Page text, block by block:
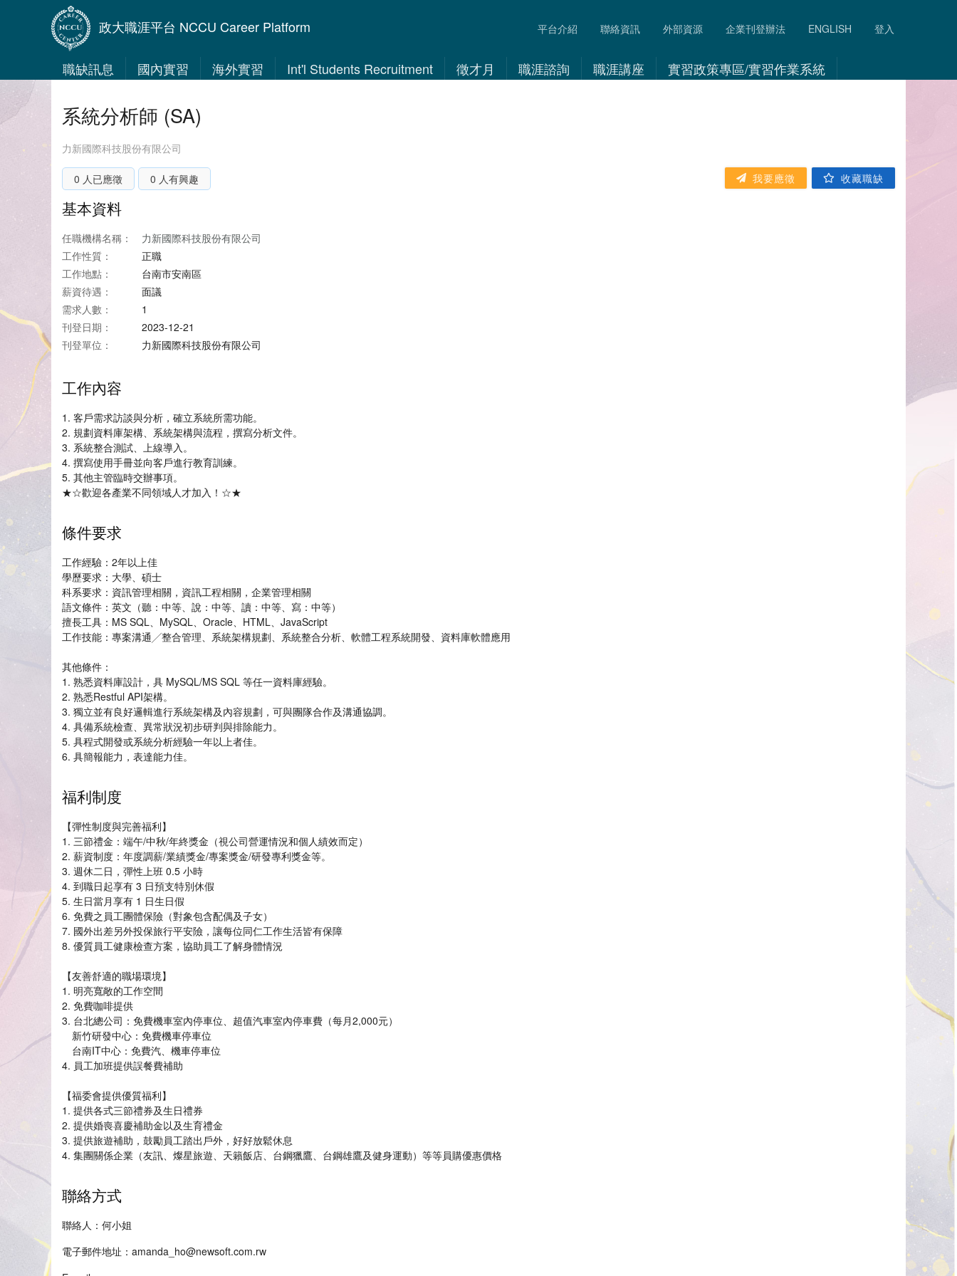
政大職涯平台 NCCU Career Platform 平台介紹 聯絡資訊 外部資源 企業刊登辦法 ENGLISH 登入
職缺訊息 國內實習 海外實習 Int'l Students Recruitment 徵才月 職涯諮詢 職涯講座 實習政策專區/實習作業系統
系統分析師 (SA)
力新國際科技股份有限公司
0 人已應徵 0 人有興趣 我要應徵 收藏職缺
基本資料
任職機構名稱：
力新國際科技股份有限公司
工作性質：
正職
工作地點：
台南市安南區
薪資待遇：
面議
需求人數：
1
刊登日期：
2023-12-21
刊登單位：
力新國際科技股份有限公司
工作內容
1. 客戶需求訪談與分析，確立系統所需功能。
2. 規劃資料庫架構、系統架構與流程，撰寫分析文件。
3. 系統整合測試、上線導入。
4. 撰寫使用手冊並向客戶進行教育訓練。
5. 其他主管臨時交辦事項。
★☆歡迎各產業不同領域人才加入！☆★
條件要求
工作經驗：2年以上佳
學歷要求：大學、碩士
科系要求：資訊管理相關，資訊工程相關，企業管理相關
語文條件：英文（聽：中等、說：中等、讀：中等、寫：中等）
擅長工具：MS SQL、MySQL、Oracle、HTML、JavaScript
工作技能：專案溝通╱整合管理、系統架構規劃、系統整合分析、軟體工程系統開發、資料庫軟體應用
其他條件：
1. 熟悉資料庫設計，具 MySQL/MS SQL 等任一資料庫經驗。
2. 熟悉Restful API架構。
3. 獨立並有良好邏輯進行系統架構及內容規劃，可與團隊合作及溝通協調。
4. 具備系統檢查、異常狀況初步研判與排除能力。
5. 具程式開發或系統分析經驗一年以上者佳。
6. 具簡報能力，表達能力佳。
福利制度
【彈性制度與完善福利】
1. 三節禮金：端午/中秋/年終獎金（視公司營運情況和個人績效而定）
2. 薪資制度：年度調薪/業績獎金/專案獎金/研發專利獎金等。
3. 週休二日，彈性上班 0.5 小時
4. 到職日起享有 3 日預支特別休假
5. 生日當月享有 1 日生日假
6. 免費之員工團體保險（對象包含配偶及子女）
7. 國外出差另外投保旅行平安險，讓每位同仁工作生活皆有保障
8. 優質員工健康檢查方案，協助員工了解身體情況
【友善舒適的職場環境】
1. 明亮寬敞的工作空間
2. 免費咖啡提供
3. 台北總公司：免費機車室內停車位、超值汽車室內停車費（每月2,000元）
新竹研發中心：免費機車停車位
台南IT中心：免費汽、機車停車位
4. 員工加班提供誤餐費補助
【福委會提供優質福利】
1. 提供各式三節禮券及生日禮券
2. 提供婚喪喜慶補助金以及生育禮金
3. 提供旅遊補助，鼓勵員工踏出戶外，好好放鬆休息
4. 集團關係企業（友訊、燦星旅遊、天籟飯店、台鋼獵鷹、台鋼雄鷹及健身運動）等等員購優惠價格
聯絡方式
聯絡人：何小姐
電子郵件地址：amanda_ho@newsoft.com.rw